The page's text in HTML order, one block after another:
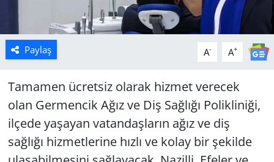
Paylaş A- A+
Tamamen ücretsiz olarak hizmet verecek
olan Germencik Ağız ve Diş Sağlığı Polikliniği,
ilçede yaşayan vatandaşların ağız ve diş
sağlığı hizmetlerine hızlı ve kolay bir şekilde